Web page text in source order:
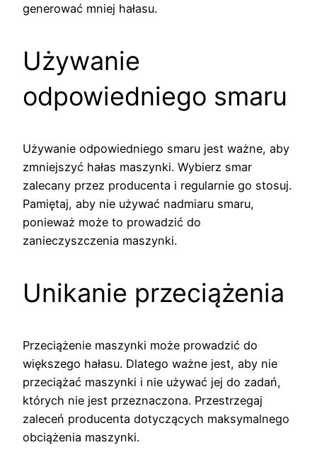
generować mniej hałasu.
Używanie
odpowiedniego smaru
Używanie odpowiedniego smaru jest ważne, aby
zmniejszyć hałas maszynki. Wybierz smar
zalecany przez producenta i regularnie go stosuj.
Pamiętaj, aby nie używać nadmiaru smaru,
ponieważ może to prowadzić do
zanieczyszczenia maszynki.
Unikanie przeciążenia
Przeciążenie maszynki może prowadzić do
większego hałasu. Dlatego ważne jest, aby nie
przeciążać maszynki i nie używać jej do zadań,
których nie jest przeznaczona. Przestrzegaj
zaleceń producenta dotyczących maksymalnego
obciążenia maszynki.